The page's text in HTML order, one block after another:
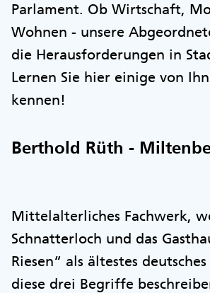
Parlament. Ob Wirtschaft,
Wohnen - unsere
die Herausforderungen in
Lernen Sie hier einige von
kennen!
Berthold Rüth -
Mittelalterliches Fachwerk,
Schnatterloch und das
Riesen“ als ältestes
diese drei Begriffe